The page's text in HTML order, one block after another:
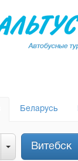
Беларусь
Витебск